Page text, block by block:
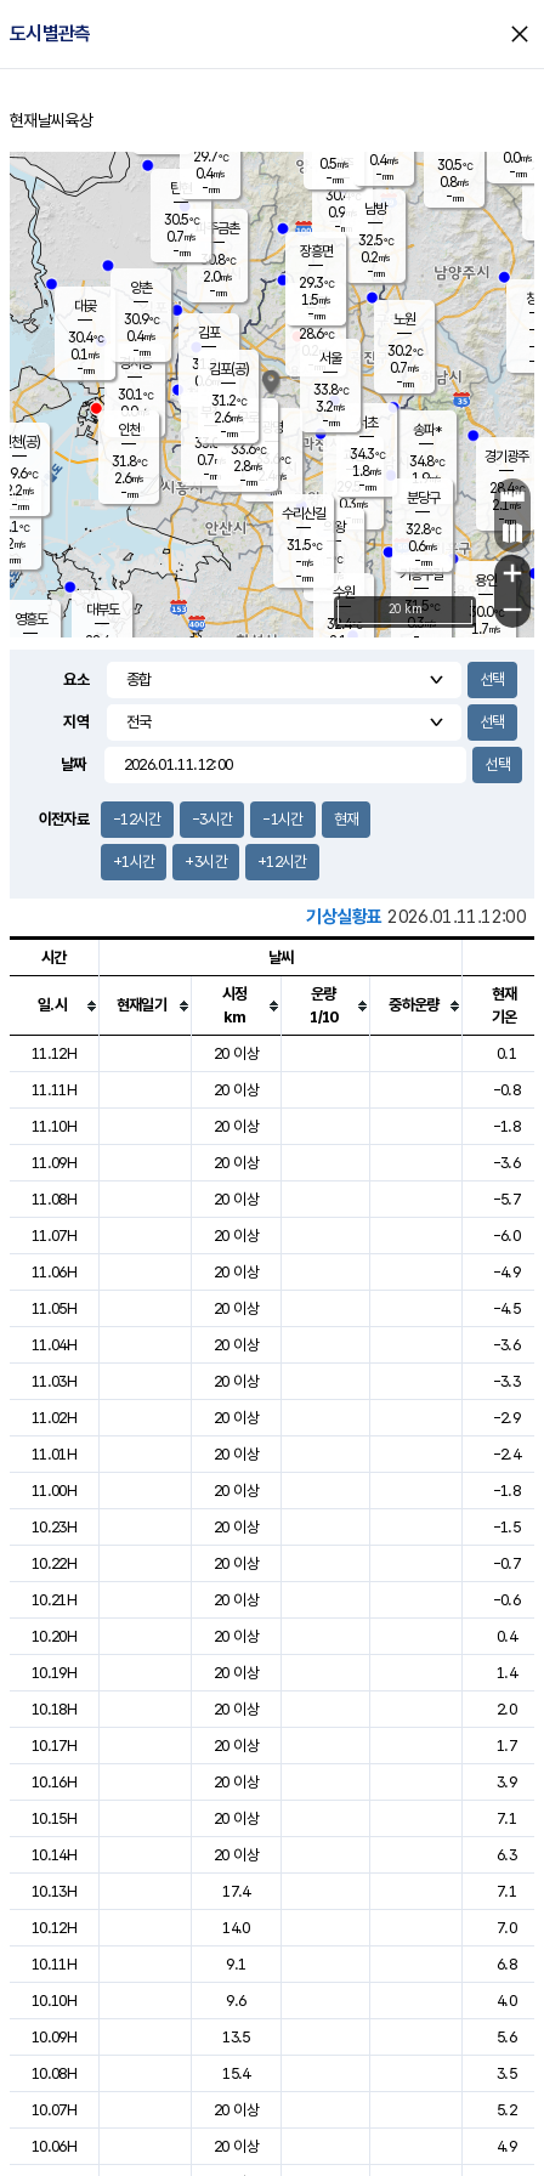
도시별관측 close
홈
현재날씨 육상
의도
℃
m/s
mm
영흥도
양주
30.4℃
0.9
-mm
과천
29.5℃
0.3m/s
- mm
용인
30.0℃
1.7m/s
경기광주
28.4℃
2.1m/s
-mm
1.7m/s
대부도
28.4
경서동
30.1℃
0.0m/s
-mm
파주금촌
30.8℃
2.0m/s
-mm
30.5℃
0.8m/s
-mm
대곶
30.4℃
0.1 m/s
-mm
창
-
-m/
-
탄현
30.5℃
0.7m/s
-mm
0.0m/s
-mm
의왕
- ℃
m/s
mm
김포
31.2℃
0.6 m/s
mm
광명
33.6 ℃
2.4 m/s
-mm
부천
33.0℃
0.7m/s
-mm
양촌
30.9℃
0.4m/s
-mm
구로
33.6℃
2.8m/s
-mm
은평
28.6℃
0.2 m/s
- mm
노원
30.2℃
0.7m/s
-mm
송파*
34.8℃
1.9m/s
-mm
서초
34.3℃
1.8m/s
-mm
남방
32.5℃
0.2m/s
-mm
기흥구갈
31.5℃
0.3m/s
-
수리산길
31.5℃
-m/s
-mm
분당구
32.8℃
0.6m/s
-mm
장흥면
29.3℃
1.5m/s
-mm
0.5m/s
-mm
인천(공)
29.6℃
2.2m/s
-mm
김포(공)
31.2℃
2.6m/s
-mm
수원
32.4℃
2.1 m/s
인천
31.8℃
2.6m/s
-mm
서울
33.8℃
3.2m/s
-mm
29.7℃
0.4m/s
-mm
0.4m/s
-mm
+
−
20 km
요소
지역
날짜
이전자료 -12시간 -3시간 -1시간 현재
+1시간 +3시간 +12시간
기상실황표 2026.01.11.12:00
도시별 기상실황표로 지점, 날씨, 기온, 강수, 바람, 기압등을 안내한 표입
시간 날씨
일.시 현재일기
시정
km
운량
1/10
중하운량
현재
기온
11.12H
20 이상
0.1
11.11H
20 이상
-0.8
11.10H
20 이상
-1.8
11.09H
20 이상
-3.6
11.08H
20 이상
-5.7
11.07H
20 이상
-6.0
11.06H
20 이상
-4.9
11.05H
20 이상
-4.5
11.04H
20 이상
-3.6
11.03H
20 이상
-3.3
11.02H
20 이상
-2.9
11.01H
20 이상
-2.4
11.00H
20 이상
-1.8
10.23H
20 이상
-1.5
10.22H
20 이상
-0.7
10.21H
20 이상
-0.6
10.20H
20 이상
0.4
10.19H
20 이상
1.4
10.18H
20 이상
2.0
10.17H
20 이상
1.7
10.16H
20 이상
3.9
10.15H
20 이상
7.1
10.14H
20 이상
6.3
10.13H
17.4
7.1
10.12H
14.0
7.0
10.11H
9.1
6.8
10.10H
9.6
4.0
10.09H
13.5
5.6
10.08H
15.4
3.5
10.07H
20 이상
5.2
10.06H
20 이상
4.9